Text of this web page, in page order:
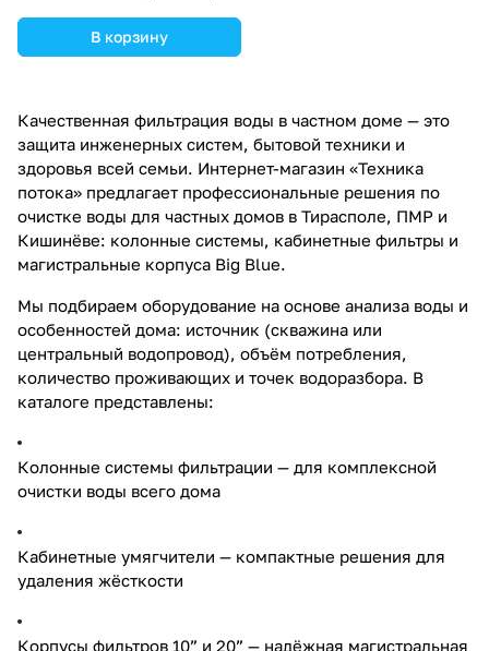
В корзину
Качественная фильтрация воды в частном доме — это
защита инженерных систем, бытовой техники и
здоровья всей семьи. Интернет-магазин «Техника
потока» предлагает профессиональные решения по
очистке воды для частных домов в Тирасполе, ПМР и
Кишинёве: колонные системы, кабинетные фильтры и
магистральные корпуса Big Blue.
Мы подбираем оборудование на основе анализа воды и
особенностей дома: источник (скважина или
центральный водопровод), объём потребления,
количество проживающих и точек водоразбора. В
каталоге представлены:
Колонные системы фильтрации — для комплексной
очистки воды всего дома
Кабинетные умягчители — компактные решения для
удаления жёсткости
Корпусы фильтров 10” и 20” — надёжная магистральная